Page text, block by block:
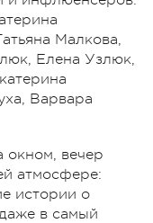
Малкова,
Елена Узлюк,
Варвара
окном, вечер
атмосфере:
истории о
в самый